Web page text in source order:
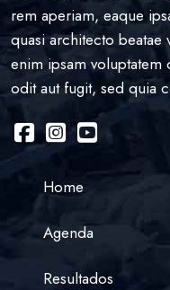
rem aperiam, eaque
quasi architecto
enim ipsam voluptatem
odit aut fugit, sed quia
Home
Agenda
Resultados